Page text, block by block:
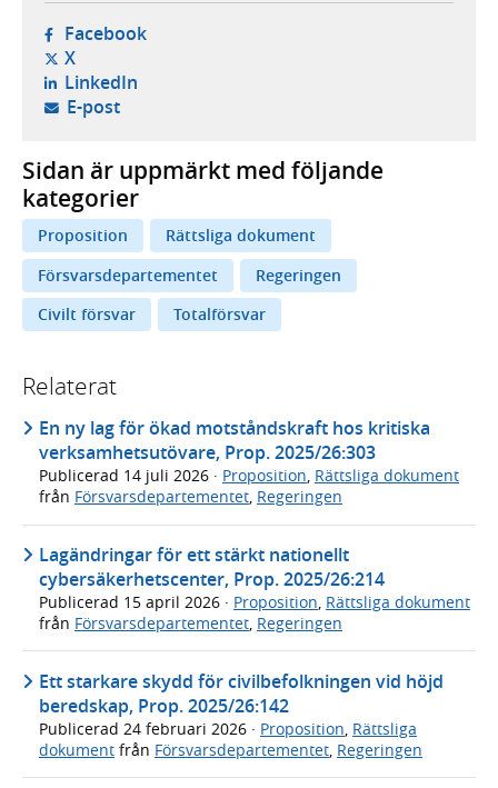
Facebook- öppnas i ny flik, extern webbplats,
X- öppnas i ny flik, extern webbplats,
LinkedIn- öppnas i ny flik, extern webbplats,
E-post- öppnar din e-postklient,
Sidan är uppmärkt med följande
kategorier
Proposition
Rättsliga dokument
Försvarsdepartementet
Regeringen
Civilt försvar
Totalförsvar
Relaterat
En ny lag för ökad motståndskraft hos kritiska
verksamhetsutövare, Prop. 2025/26:303
Publicerad 14 juli 2026 · Proposition, Rättsliga dokument
från Försvarsdepartementet, Regeringen
Lagändringar för ett stärkt nationellt
cybersäkerhetscenter, Prop. 2025/26:214
Publicerad 15 april 2026 · Proposition, Rättsliga dokument
från Försvarsdepartementet, Regeringen
Ett starkare skydd för civilbefolkningen vid höjd
beredskap, Prop. 2025/26:142
Publicerad 24 februari 2026 · Proposition Rättsliga
dokument från Försvarsdepartementet Regeringen